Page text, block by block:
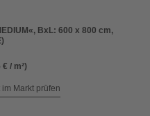
BxL: 600 x 800 cm,
€ / m²)
Markt prüfen